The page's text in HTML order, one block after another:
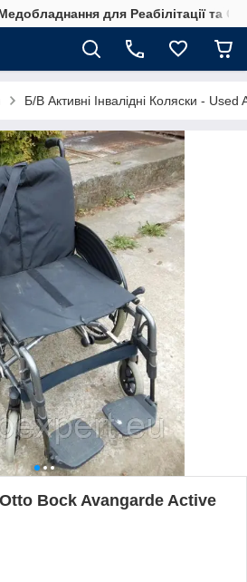
для Реабілітації та
Б/В Активні Інвалідні Коляски -
Bock Avangarde Active